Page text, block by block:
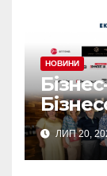
НОВИНИ
часу»,
ЛИП 20,